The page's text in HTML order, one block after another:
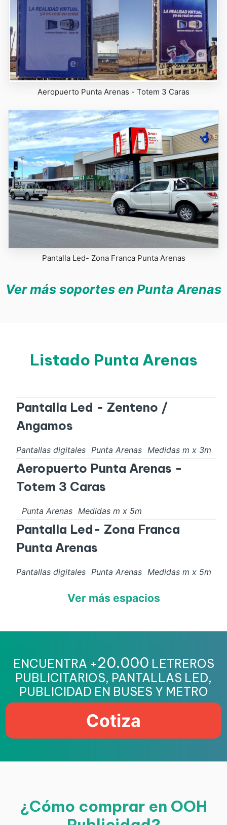
Aeropuerto Punta Arenas - Totem 3 Caras
Pantalla Led- Zona Franca Punta Arenas
Ver más soportes en Punta Arenas
Listado Punta Arenas
Pantalla Led - Zenteno /
Angamos
Pantallas digitales Punta Arenas Medidas m x 3m
Aeropuerto Punta Arenas -
Totem 3 Caras
Punta Arenas Medidas m x 5m
Pantalla Led- Zona Franca
Punta Arenas
Pantallas digitales Punta Arenas Medidas m x 5m
Ver más espacios
ENCUENTRA +20.000 LETREROS
PUBLICITARIOS, PANTALLAS LED,
PUBLICIDAD EN BUSES Y METRO
Cotiza
¿Cómo comprar en OOH